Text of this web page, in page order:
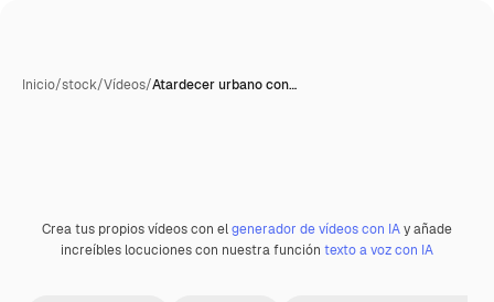
Inicio/stock/Vídeos/Atardecer urbano con…
PremiumGenerada con IA
Crea tus propios vídeos con elgenerador de vídeos con IAy añade
increíbles locuciones con nuestra función texto a voz con IA